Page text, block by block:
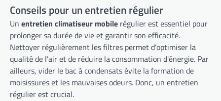
Conseils pour un entretien régulier
Un entretien climatiseur mobile régulier est essentiel pour
prolonger sa durée de vie et garantir son efficacité.
Nettoyer régulièrement les filtres permet d'optimiser la
qualité de l'air et de réduire la consommation d'énergie. Par
ailleurs, vider le bac à condensats évite la formation de
moisissures et les mauvaises odeurs. Donc, un entretien
régulier est crucial.